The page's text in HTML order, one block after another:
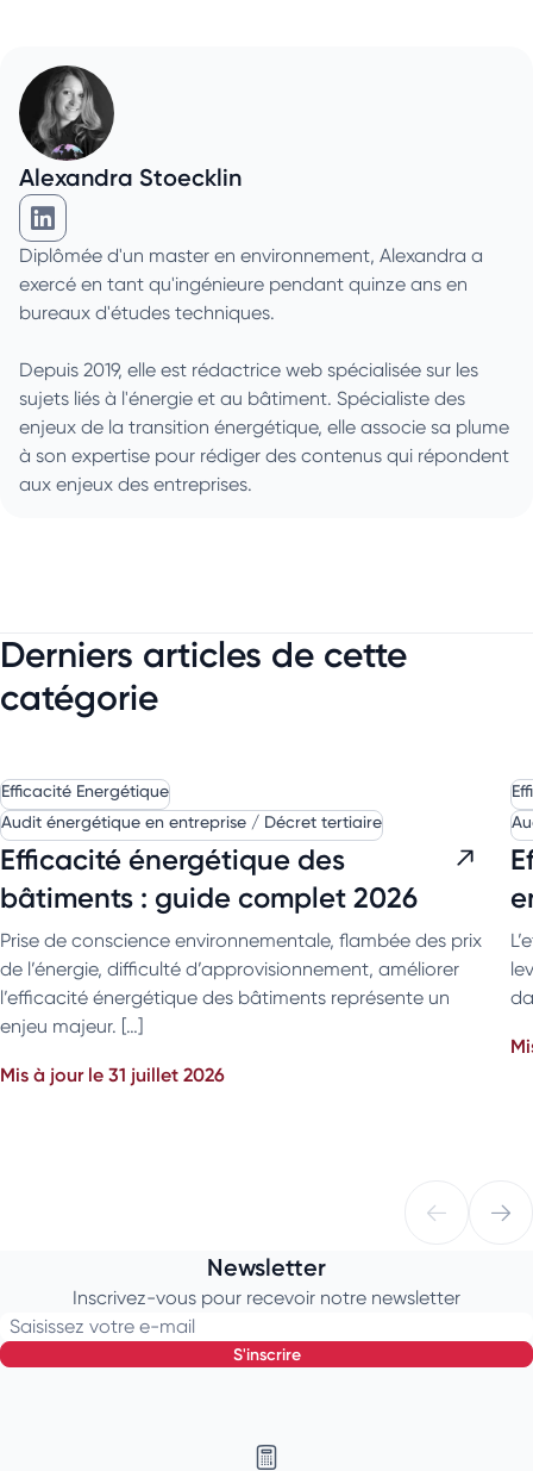
Alexandra Stoecklin
Alexandra Stoecklin sur Linkedin
Diplômée d'un master en environnement, Alexandra a
exercé en tant qu'ingénieure pendant quinze ans en
bureaux d'études techniques.
Depuis 2019, elle est rédactrice web spécialisée sur les
sujets liés à l'énergie et au bâtiment. Spécialiste des
enjeux de la transition énergétique, elle associe sa plume
à son expertise pour rédiger des contenus qui répondent
aux enjeux des entreprises.
Derniers articles de cette
catégorie
Efficacité Energétique
Audit énergétique en entreprise / Décret tertiaire
Efficacité énergétique des
bâtiments : guide complet 2026
Prise de conscience environnementale, flambée des prix
de l’énergie, difficulté d’approvisionnement, améliorer
l’efficacité énergétique des bâtiments représente un
enjeu majeur. […]
Mis à jour le 31 juillet 2026
Newsletter
Inscrivez-vous pour recevoir notre newsletter
Saisissez votre e-mail
s'inscrire